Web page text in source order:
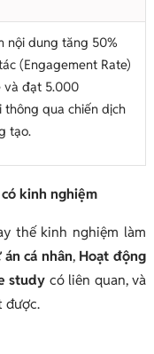
nội dung tăng 50%
(Engagement Rate)
và đạt 5.000
thông qua chiến dịch
tạo.
kinh nghiệm
thế kinh nghiệm làm
án cá nhân, Hoạt động
study có liên quan, và
được.